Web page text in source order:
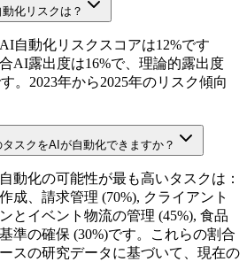
化リスクは？
自動化リスクスコアは12%です
AI露出度は16%で、理論的露出度
。2023年から2025年のリスク傾向
スクをAIが自動化できますか？
動化の可能性が最も高いタスクは：
成、請求管理 (70%), クライアント
とイベント物流の管理 (45%), 食品
準の確保 (30%)です。これらの割合
スの研究データに基づいて、現在の